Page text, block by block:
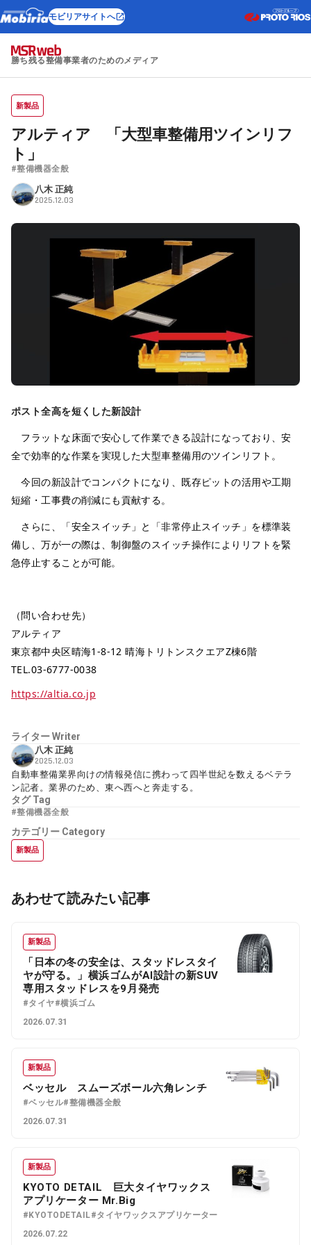
モビリアサイトへ
勝ち残る整備事業者のためのメディア
新製品
アルティア 「大型車整備用ツインリフ
ト」
#整備機器全般
八木 正純
2025.12.03
ポスト全高を短くした新設計
フラットな床面で安心して作業できる設計になっており、安
全で効率的な作業を実現した大型車整備用のツインリフト。
今回の新設計でコンパクトになり、既存ピットの活用や工期
短縮・工事費の削減にも貢献する。
さらに、「安全スイッチ」と「非常停止スイッチ」を標準装
備し、万が一の際は、制御盤のスイッチ操作によりリフトを緊
急停止することが可能。
（問い合わせ先）
アルティア
東京都中央区晴海1-8-12 晴海トリトンスクエアZ棟6階
TEL.03-6777-0038
https://altia.co.jp
ライターWriter
八木 正純
2025.12.03
自動車整備業界向けの情報発信に携わって四半世紀を数えるベテラ
ン記者。業界のため、東へ西へと奔走する。
タグTag
#整備機器全般
カテゴリー Category
新製品
あわせて読みたい記事
新製品
「日本の冬の安全は、スタッドレスタイ
ヤが守る。」横浜ゴムがAI設計の新SUV
専用スタッドレスを9月発売
#タイヤ#横浜ゴム
2026.07.31
新製品
ベッセル スムーズボール六角レンチ
#ベッセル#整備機器全般
2026.07.31
新製品
KYOTO DETAIL 巨大タイヤワックス
アプリケーター Mr.Big
#KYOTODETAIL#タイヤワックスアプリケーター
2026.07.22